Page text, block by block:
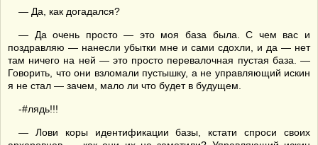
— Да, как догадался?
— Да очень просто — это моя база была. С чем вас и
поздравляю — нанесли убытки мне и сами сдохли, и да — нет
там ничего на ней — это просто перевалочная пустая база. —
Говорить, что они взломали пустышку, а не управляющий искин
я не стал — зачем, мало ли что будет в будущем.
-#лядь!!!
— Лови коры идентификации базы, кстати спроси своих